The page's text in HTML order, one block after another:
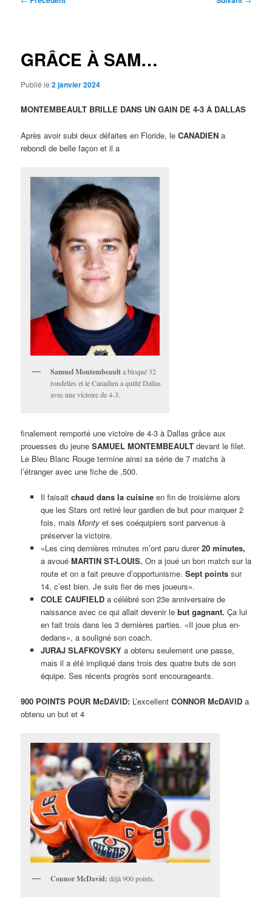
GRÂCE À SAM…
Publié le2 janvier 2024
MONTEMBEAULT BRILLE DANS UN GAIN DE 4-3 À DALLAS
Après avoir subi deux défaites en Floride, leCANADIEN a
rebondi de belle façon et il a
Samuel Montembeaulta bloqué 32
rondelles et le Canadien a quitté Dallas
avec une victoire de 4-3.
finalement remporté une victoire de 4-3 à Dallas grâce aux
prouesses du jeuneSAMUEL MONTEMBEAULT devant le filet.
Le Bleu Blanc Rouge termine ainsi sa série de 7 matchs à
l’étranger avec une fiche de ,500.
Il faisait chaud dans la cuisineen fin de troisième alors
que les Stars ont retiré leur gardien de but pour marquer 2
fois, mais Montyet ses coéquipiers sont parvenus à
préserver la victoire.
«Les cinq dernières minutes m’ont paru durer20 minutes,
a avoué MARTIN ST-LOUIS. On a joué un bon match sur la
route et on a fait preuve d’opportunisme. Sept pointssur
14, c’est bien. Je suis fier de mes joueurs».
COLE CAUFIELDa célébré son 23e anniversaire de
naissance avec ce qui allait devenir le but gagnant. Ça lui
en fait trois dans les 3 dernières parties. «Il joue plus en-
dedans», a souligné son coach.
JURAJ SLAFKOVSKYa obtenu seulement une passe,
mais il a été impliqué dans trois des quatre buts de son
équipe. Ses récents progrès sont encourageants.
900 POINTS POUR McDAVID: L’excellentCONNOR McDAVID a
obtenu un but et 4
Connor McDavid: déjà 900 points.